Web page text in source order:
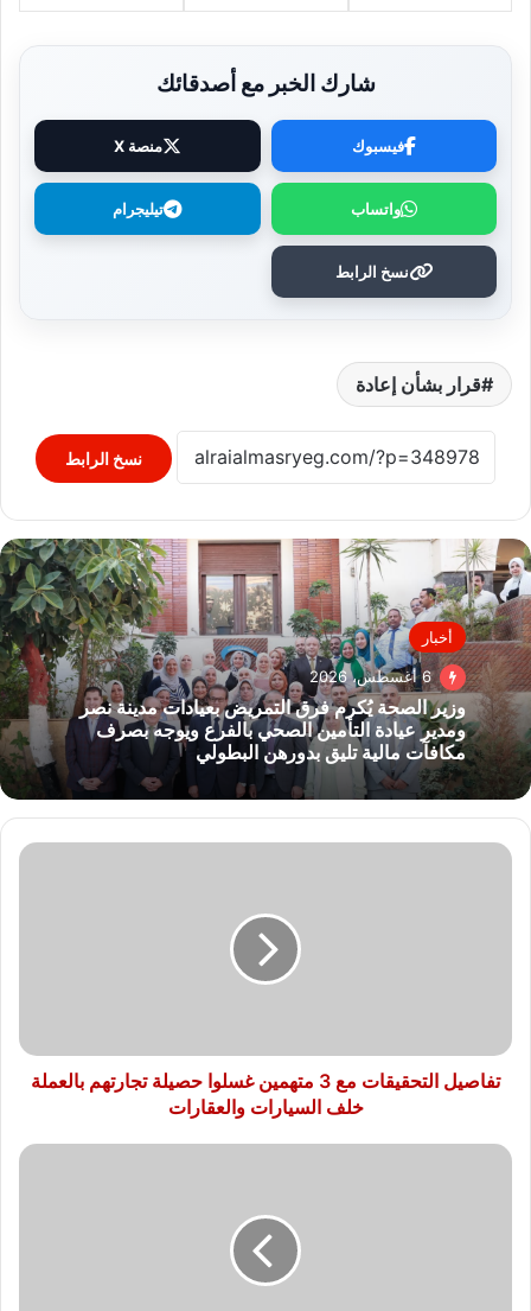
شارك الخبر مع أصدقائك
فيسبوك منصة X
واتساب تيليجرام
نسخ الرابط
قرار بشأن إعادة
نسخ الرابط
أخبار
6 أغسطس، 2026
وزير الصحة يُكرم فرق التمريض بعيادات مدينة نصر
ومدير عيادة التأمين الصحي بالفرع ويوجه بصرف
مكافآت مالية تليق بدورهن البطولي
تفاصيل
بالعملة
خلف
تفاصيل التحقيقات مع 3 متهمين غسلوا حصيلة تجارتهم بالعملة
خلف السيارات والعقارات
تواصل